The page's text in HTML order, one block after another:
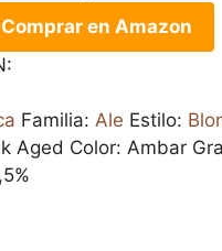
Comprar en Amazon
Familia: Ale Estilo:
Aged Color: Ambar